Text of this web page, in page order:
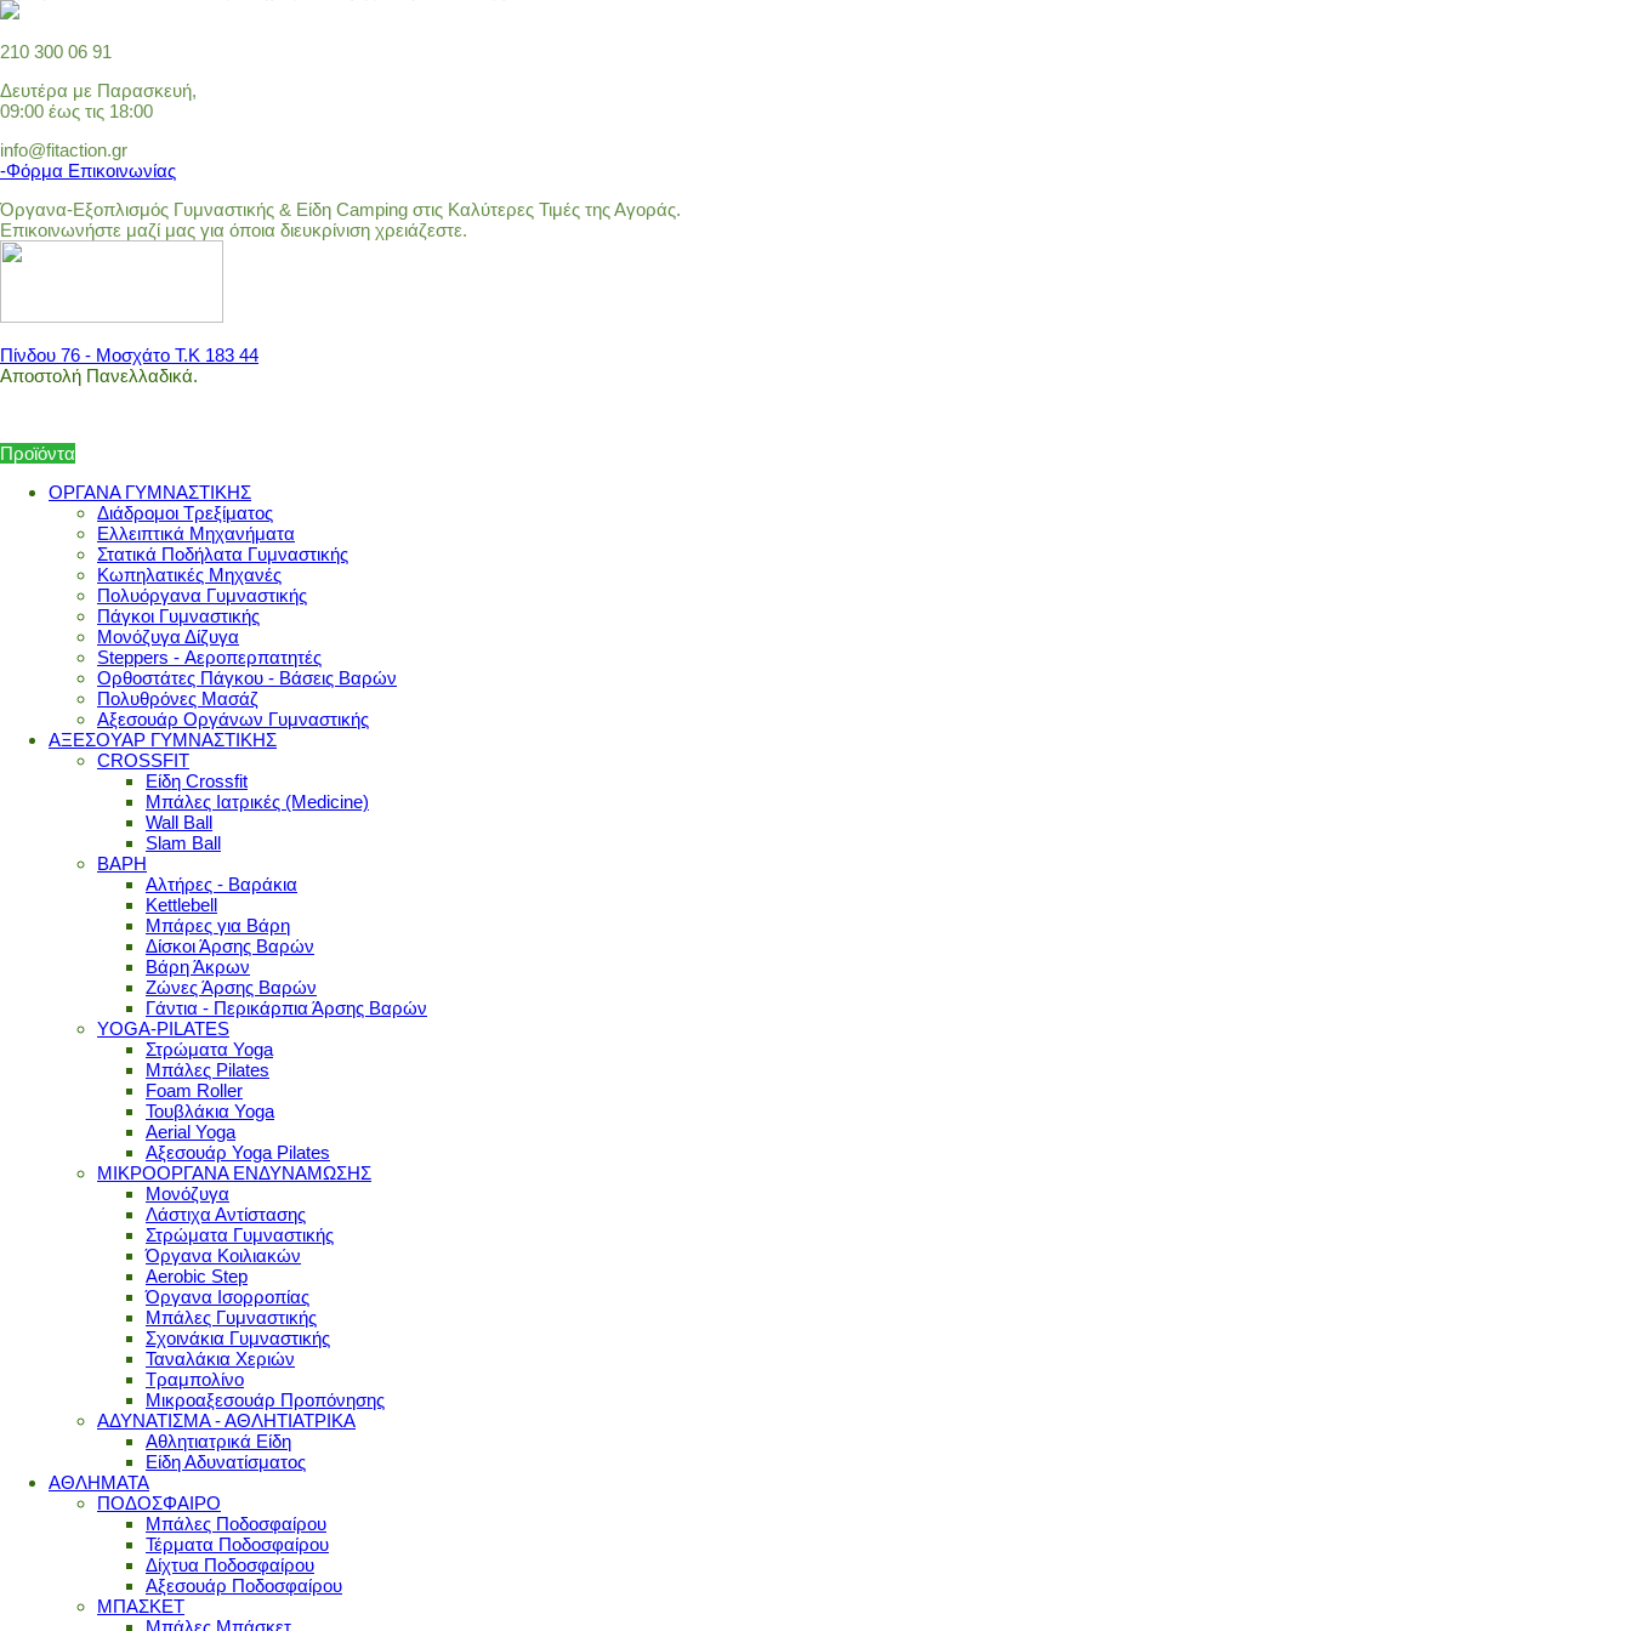
210 300 06 91
Δευτέρα με Παρασκευή,
09:00 έως τις 18:00
info@fitaction.gr
-Φόρμα Επικοινωνίας
Όργανα-Εξοπλισμός Γυμναστικής & Είδη Camping στις Καλύτερες Τιμές της Αγοράς.
Επικοινωνήστε μαζί μας για όποια διευκρίνιση χρειάζεστε.
Πίνδου 76 - Μοσχάτο Τ.Κ 183 44
Αποστολή Πανελλαδικά.
Προϊόντα
ΟΡΓΑΝΑ ΓΥΜΝΑΣΤΙΚΗΣ
Διάδρομοι Τρεξίματος
Ελλειπτικά Μηχανήματα
Στατικά Ποδήλατα Γυμναστικής
Κωπηλατικές Μηχανές
Πολυόργανα Γυμναστικής
Πάγκοι Γυμναστικής
Μονόζυγα Δίζυγα
Steppers - Αεροπερπατητές
Ορθοστάτες Πάγκου - Βάσεις Βαρών
Πολυθρόνες Μασάζ
Αξεσουάρ Οργάνων Γυμναστικής
ΑΞΕΣΟΥΑΡ ΓΥΜΝΑΣΤΙΚΗΣ
CROSSFIT
Είδη Crossfit
Μπάλες Ιατρικές (Medicine)
Wall Ball
Slam Ball
ΒΑΡΗ
Αλτήρες - Βαράκια
Kettlebell
Μπάρες για Βάρη
Δίσκοι Άρσης Βαρών
Βάρη Άκρων
Ζώνες Άρσης Βαρών
Γάντια - Περικάρπια Άρσης Βαρών
YOGA-PILATES
Στρώματα Yoga
Μπάλες Pilates
Foam Roller
Τουβλάκια Yoga
Aerial Yoga
Αξεσουάρ Yoga Pilates
ΜΙΚΡΟΟΡΓΑΝΑ ΕΝΔΥΝΑΜΩΣΗΣ
Μονόζυγα
Λάστιχα Αντίστασης
Στρώματα Γυμναστικής
Όργανα Κοιλιακών
Aerobic Step
Όργανα Ισορροπίας
Μπάλες Γυμναστικής
Σχοινάκια Γυμναστικής
Ταναλάκια Χεριών
Τραμπολίνο
Μικροαξεσουάρ Προπόνησης
ΑΔΥΝΑΤΙΣΜΑ - ΑΘΛΗΤΙΑΤΡΙΚΑ
Αθλητιατρικά Είδη
Είδη Αδυνατίσματος
ΑΘΛΗΜΑΤΑ
ΠΟΔΟΣΦΑΙΡΟ
Μπάλες Ποδοσφαίρου
Τέρματα Ποδοσφαίρου
Δίχτυα Ποδοσφαίρου
Αξεσουάρ Ποδοσφαίρου
ΜΠΑΣΚΕΤ